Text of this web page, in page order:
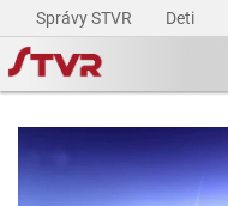
Správy STVR Deti